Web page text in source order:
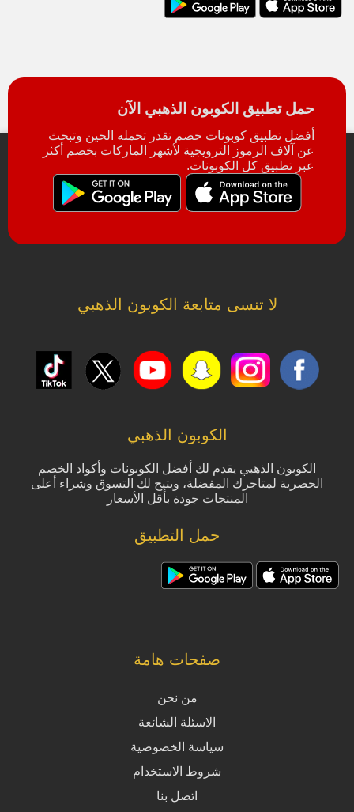
حمل تطبيق الكوبون الذهبي الآن
أفضل تطبيق كوبونات خصم تقدر تحمله الحين وتبحث
عن آلاف الرموز الترويجية لأشهر الماركات بخصم أكثر
عبر تطبيق كل الكوبونات.
لا تنسى متابعة الكوبون الذهبي
الكوبون الذهبي
الكوبون الذهبي يقدم لك أفضل الكوبونات وأكواد الخصم
الحصرية لمتاجرك المفضلة، ويتيح لك التسوق وشراء أعلى
المنتجات جودة بأقل الأسعار
حمل التطبيق
صفحات هامة
من نحن
الاسئلة الشائعة
سياسة الخصوصية
شروط الاستخدام
اتصل بنا